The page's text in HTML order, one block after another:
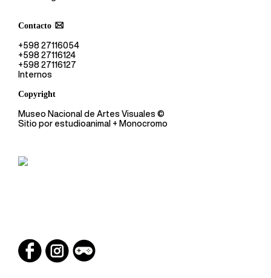
Contacto
+598 27116054
+598 27116124
+598 27116127
Internos
Copyright
Museo Nacional de Artes Visuales ©
Sitio por estudioanimal + Monocromo